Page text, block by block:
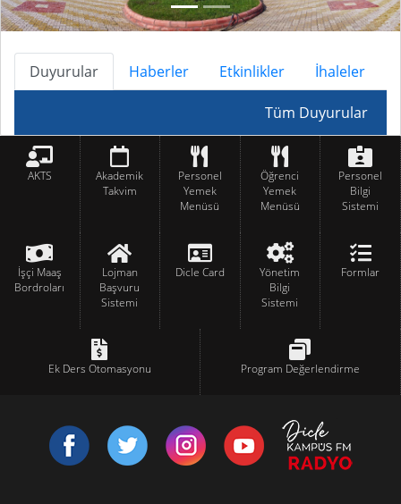
Duyurular Haberler Etkinlikler İhaleler
Tüm Duyurular
AKTS
Akademik
Takvim
Personel
Yemek
Menüsü
Öğrenci
Yemek
Menüsü
Personel
Bilgi
Sistemi
İşçi Maaş
Bordroları
Lojman
Başvuru
Sistemi
Dicle Card
Yönetim
Bilgi
Sistemi
Formlar
Ek Ders Otomasyonu Program Değerlendirme